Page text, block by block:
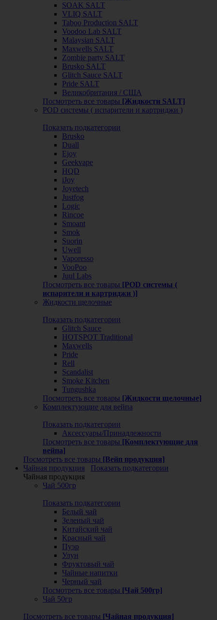
SOAK SALT
VLIQ SALT
Taboo Production SALT
Voodoo Lab SALT
Malaysian SALT
Maxwells SALT
Zombie party SALT
Brusko SALT
Glitch Sauce SALT
Pride SALT
Великобритания / США
Посмотреть все товары [Жидкости SALT]
POD системы ( испарители и картриджи )
Показать подкатегории
Brusko
Duall
Ejoy
Geekvape
HQD
iJoy
Joyetech
Justfog
Logic
Rincoe
Smoant
Smok
Suorin
Uwell
Vaporesso
VooPoo
Juul Labs
Посмотреть все товары [POD системы (
испарители и картриджи )]
Жидкости щелочные
Показать подкатегории
Glitch Sauce
HOTSPOT Traditional
Maxwells
Pride
Rell
Scandalist
Smoke Kitchen
Tungushka
Посмотреть все товары [Жидкости щелочные]
Комплектующие для вейпа
Показать подкатегории
Аксессуары/Принадлежности
Посмотреть все товары [Комплектующие для
вейпа]
Посмотреть все товары [Вейп продукция]
Чайная продукция
Показать подкатегории
Чайная продукция
Чай 500гр
Показать подкатегории
Белый чай
Зеленый чай
Китайский чай
Красный чай
Пуэр
Улун
Фруктовый чай
Чайные напитки
Черный чай
Посмотреть все товары [Чай 500гр]
Чай 50гр
Посмотреть все товары [Чайная продукция]